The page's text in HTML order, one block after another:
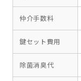
仲介手数料
鍵セット費用
除菌消臭代